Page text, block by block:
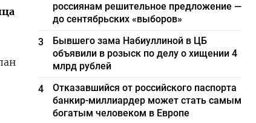
россиянам решительное предложение —
до сентябрьских «выборов»
3
Бывшего зама Набиуллиной в ЦБ
объявили в розыск по делу о хищении 4
млрд рублей
4
Отказавшийся от российского паспорта
банкир-миллиардер может стать самым
богатым человеком в Европе